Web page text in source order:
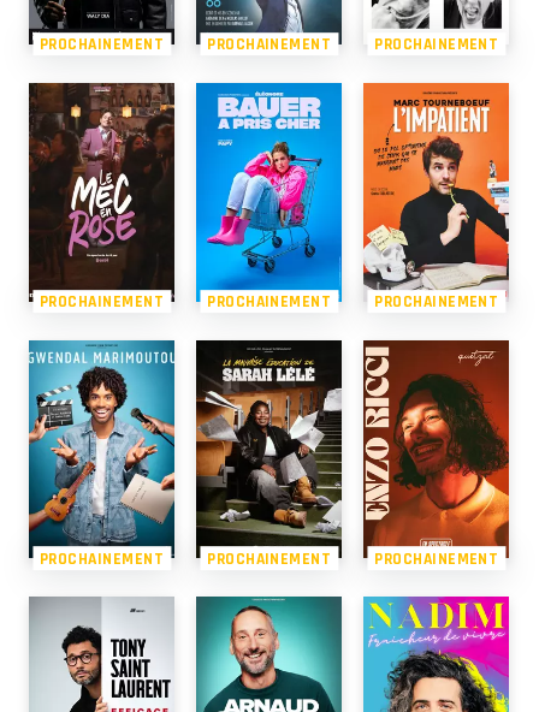
PROCHAINEMENT PROCHAINEMENT PROCHAINEMENT
PROCHAINEMENT PROCHAINEMENT PROCHAINEMENT
PROCHAINEMENT PROCHAINEMENT PROCHAINEMENT